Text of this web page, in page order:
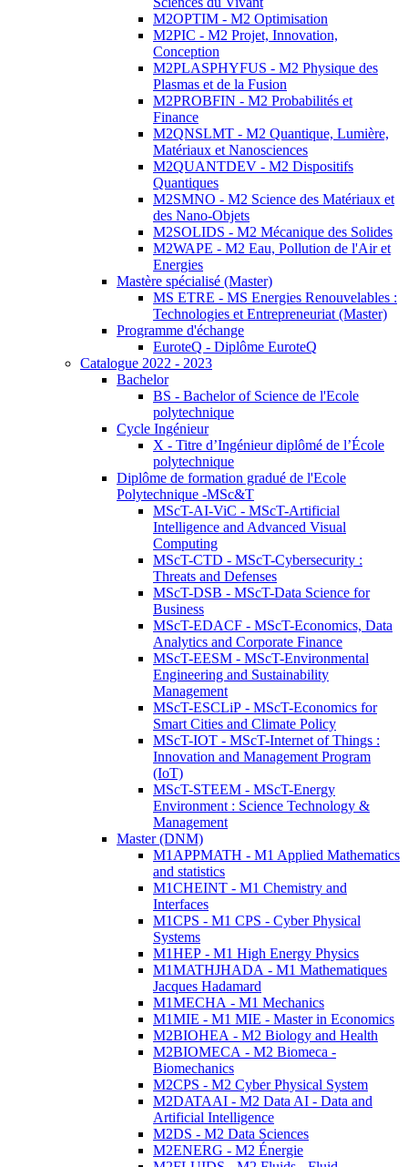
M2OPTIM - M2 Optimisation
M2PIC - M2 Projet, Innovation,
Conception
M2PLASPHYFUS - M2 Physique des
Plasmas et de la Fusion
M2PROBFIN - M2 Probabilités et
Finance
M2QNSLMT - M2 Quantique, Lumière,
Matériaux et Nanosciences
M2QUANTDEV - M2 Dispositifs
Quantiques
M2SMNO - M2 Science des Matériaux et
des Nano-Objets
M2SOLIDS - M2 Mécanique des Solides
M2WAPE - M2 Eau, Pollution de l'Air et
Energies
Mastère spécialisé (Master)
MS ETRE - MS Energies Renouvelables :
Technologies et Entrepreneuriat (Master)
Programme d'échange
EuroteQ - Diplôme EuroteQ
Catalogue 2022 - 2023
Bachelor
BS - Bachelor of Science de l'Ecole
polytechnique
Cycle Ingénieur
X - Titre d’Ingénieur diplômé de l’École
polytechnique
Diplôme de formation gradué de l'Ecole
Polytechnique -MSc&T
MScT-AI-ViC - MScT-Artificial
Intelligence and Advanced Visual
Computing
MScT-CTD - MScT-Cybersecurity :
Threats and Defenses
MScT-DSB - MScT-Data Science for
Business
MScT-EDACF - MScT-Economics, Data
Analytics and Corporate Finance
MScT-EESM - MScT-Environmental
Engineering and Sustainability
Management
MScT-ESCLiP - MScT-Economics for
Smart Cities and Climate Policy
MScT-IOT - MScT-Internet of Things :
Innovation and Management Program
(IoT)
MScT-STEEM - MScT-Energy
Environment : Science Technology &
Management
Master (DNM)
M1APPMATH - M1 Applied Mathematics
and statistics
M1CHEINT - M1 Chemistry and
Interfaces
M1CPS - M1 CPS - Cyber Physical
Systems
M1HEP - M1 High Energy Physics
M1MATHJHADA - M1 Mathematiques
Jacques Hadamard
M1MECHA - M1 Mechanics
M1MIE - M1 MIE - Master in Economics
M2BIOHEA - M2 Biology and Health
M2BIOMECA - M2 Biomeca -
Biomechanics
M2CPS - M2 Cyber Physical System
M2DATAAI - M2 Data AI - Data and
Artificial Intelligence
M2DS - M2 Data Sciences
M2ENERG - M2 Énergie